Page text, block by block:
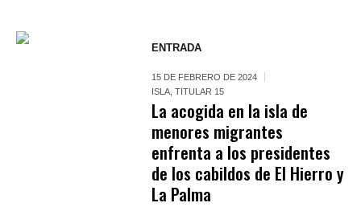
ENTRADA
15 DE FEBRERO DE 2024
ISLA ,TITULAR 15
La acogida en la isla de
menores migrantes
enfrenta a los presidentes
de los cabildos de El Hierro y
La Palma